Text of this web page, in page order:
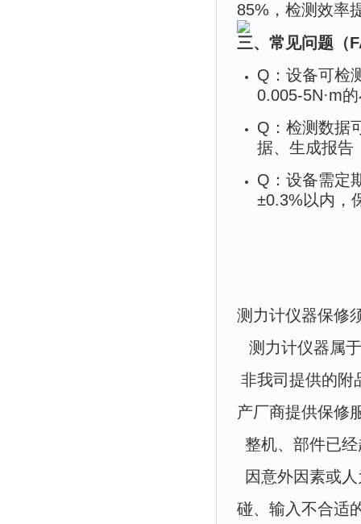
85%，检测效率
三、常见问题（
Q：设备可检
0.005-5N·m
Q：检测数据
据、生成报告
Q：设备需定
±0.3%以内，
测力计仪器保修
测力计仪器属
非我司提供的附
产厂商提供保修
整机、部件已
因意外因素或
碰、输入不合适